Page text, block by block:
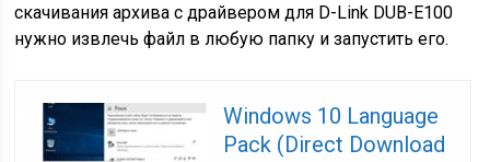
скачивания архива с драйвером для D-Link DUB-E100
нужно извлечь файл в любую папку и запустить его.
Windows 10 Language
Pack (Direct Download